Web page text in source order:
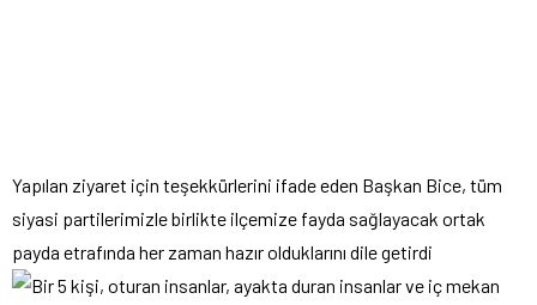
Yapılan ziyaret için teşekkürlerini ifade eden Başkan Bice, tüm
siyasi partilerimizle birlikte ilçemize fayda sağlayacak ortak
payda etrafında her zaman hazır olduklarını dile getirdi